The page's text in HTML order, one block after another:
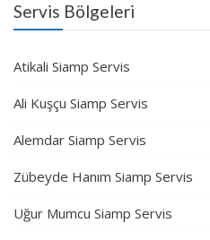
Servis Bölgeleri
Atikali Siamp Servis
Ali Kuşçu Siamp Servis
Alemdar Siamp Servis
Zübeyde Hanım Siamp Servis
Uğur Mumcu Siamp Servis